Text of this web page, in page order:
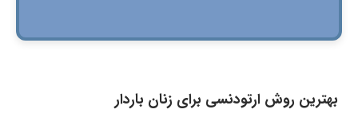
بهترین روش ارتودنسی برای زنان باردار